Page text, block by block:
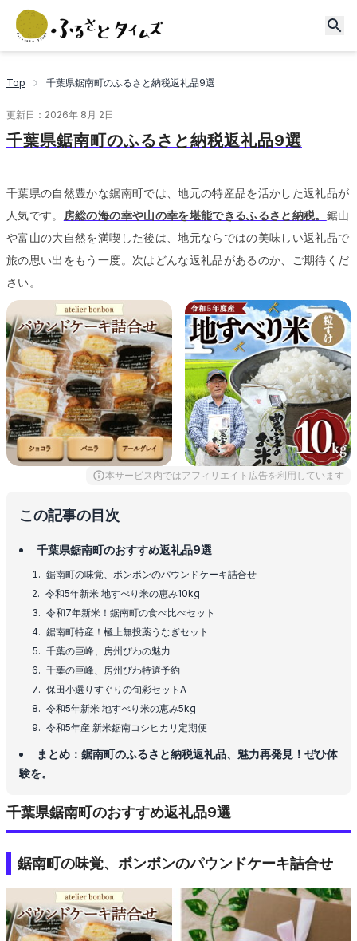
Top 千葉県鋸南町のふるさと納税返礼品9選
更新日： 2026年 8月 2日
千葉県鋸南町のふるさと納税返礼品9選
千葉県の自然豊かな鋸南町では、地元の特産品を活かした返礼品が
人気です。
房総の海の幸や山の幸を堪能できるふるさと納税。 鋸山
や富山の大自然を満喫した後は、地元ならではの美味しい返礼品で
旅の思い出をもう一度。 次はどんな返礼品があるのか、ご期待くだ
さい。
本サービス内ではアフィリエイト広告を利用しています
この記事の目次
千葉県鋸南町のおすすめ返礼品9選
鋸南町の味覚、ボンボンのパウンドケーキ詰合せ
令和5年新米 地すべり米の恵み10kg
令和7年新米！鋸南町の食べ比べセット
鋸南町特産！極上無投薬うなぎセット
千葉の巨峰、房州びわの魅力
千葉の巨峰、房州びわ特選予約
保田小選りすぐりの旬彩セットA
令和5年新米 地すべり米の恵み5kg
令和5年産 新米鋸南コシヒカリ定期便
まとめ：鋸南町のふるさと納税返礼品、魅力再発見！ぜひ体
験を。
千葉県鋸南町のおすすめ返礼品9選
鋸南町の味覚、ボンボンのパウンドケーキ詰合せ